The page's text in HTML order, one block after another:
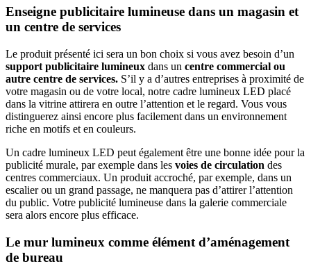
Enseigne publicitaire lumineuse dans un magasin et
un centre de services
Le produit présenté ici sera un bon choix si vous avez besoin d’un
support publicitaire lumineux dans un centre commercial ou
autre centre de services. S’il y a d’autres entreprises à proximité de
votre magasin ou de votre local, notre cadre lumineux LED placé
dans la vitrine attirera en outre l’attention et le regard. Vous vous
distinguerez ainsi encore plus facilement dans un environnement
riche en motifs et en couleurs.
Un cadre lumineux LED peut également être une bonne idée pour la
publicité murale, par exemple dans les voies de circulation des
centres commerciaux. Un produit accroché, par exemple, dans un
escalier ou un grand passage, ne manquera pas d’attirer l’attention
du public. Votre publicité lumineuse dans la galerie commerciale
sera alors encore plus efficace.
Le mur lumineux comme élément d’aménagement
de bureau